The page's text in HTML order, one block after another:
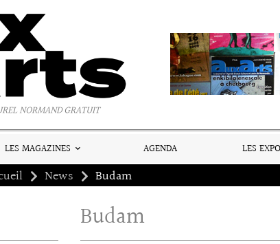
NORMAND GRATUIT
LES MAGAZINES AGENDA LES
News Budam
Budam